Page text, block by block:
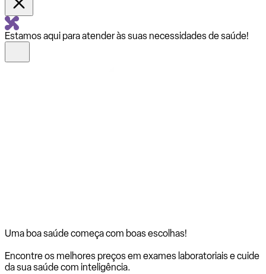
Estamos aqui para atender às suas necessidades de saúde!
Uma boa saúde começa com boas escolhas!
Encontre os melhores preços em exames laboratoriais e cuide
da sua saúde com inteligência.